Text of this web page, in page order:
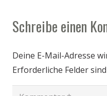
Schreibe einen
Deine E-Mail-Adresse
Erforderliche Felder